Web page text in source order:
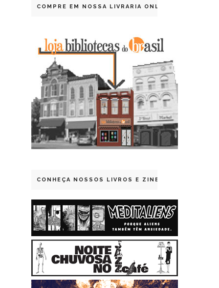
COMPRE EM NOSSA LIVRARIA ONLINE
CONHEÇA NOSSOS LIVROS E ZINES